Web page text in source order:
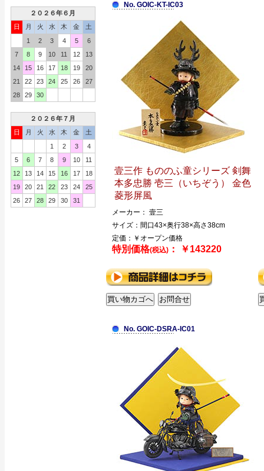
２０２６年６月
日
月 火 水 木 金
土
1
2 3 4 5
6
7
8 9 10 11 12
13
14
15 16 17 18 19
20
21
22 23 24 25 26
27
28
29 30
２０２６年７月
日
月 火 水 木 金
土
1
2 3
4
5
6 7 8 9 10
11
12
13 14 15 16 17
18
19
20 21 22 23 24
25
26
27 28 29 30 31
No. GOIC-KT-IC03
壹三作 もののふ童シリーズ 剣舞
本多忠勝 壱三（いちぞう） 金色
菱形屏風
メーカー： 壹三
サイズ：間口43×奥行38×高さ38cm
定価：￥オープン価格
特別価格(税込)： ￥143220
No. GOIC-DSRA-IC01